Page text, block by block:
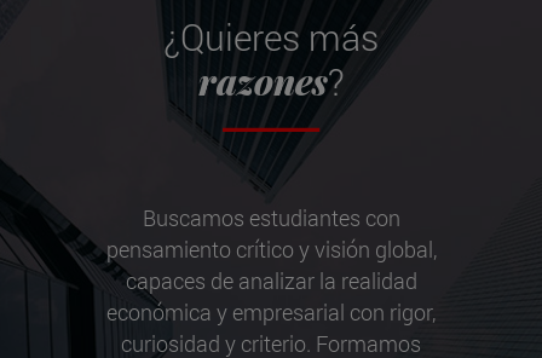
¿Quieres más
razones?
Buscamos estudiantes con
pensamiento crítico y visión global,
capaces de analizar la realidad
económica y empresarial con rigor,
curiosidad y criterio. Formamos